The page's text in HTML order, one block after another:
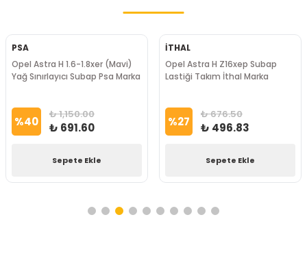
PSA
Opel Astra H 1.6-1.8xer (Mavi)
Yağ Sınırlayıcı Subap Psa Marka
%40 ₺ 1,150.00
₺ 691.60
Sepete Ekle
İTHAL
Opel Astra H Z16xep Subap
Lastiği Takım İthal Marka
%27 ₺ 676.50
₺ 496.83
Sepete Ekle